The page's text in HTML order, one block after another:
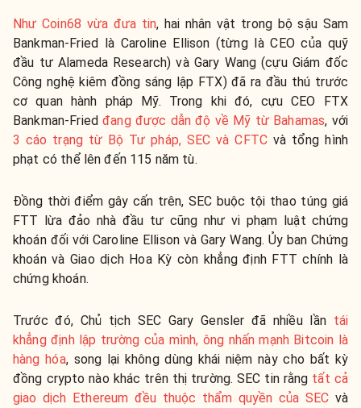
Như Coin68 vừa đưa tin, hai nhân vật trong bộ sậu Sam
Bankman-Fried là Caroline Ellison (từng là CEO của quỹ
đầu tư Alameda Research) và Gary Wang (cựu Giám đốc
Công nghệ kiêm đồng sáng lập FTX) đã ra đầu thú trước
cơ quan hành pháp Mỹ. Trong khi đó, cựu CEO FTX
Bankman-Friedđang được dẫn độ về Mỹ từ Bahamas, với
3 cáo trạng từ Bộ Tư pháp, SEC và CFTCvà tổng hình
phạt có thể lên đến 115 năm tù.
Đồng thời điểm gây cấn trên, SEC buộc tội thao túng giá
FTT lừa đảo nhà đầu tư cũng như vi phạm luật chứng
khoán đối với Caroline Ellison và Gary Wang. Ủy ban Chứng
khoán và Giao dịch Hoa Kỳ còn khẳng định FTT chính là
chứng khoán.
Trước đó, Chủ tịch SECGary Gensler đã nhiều lần tái
khẳng định lập trường của mình, ông nhấn mạnh Bitcoin là
hàng hóa, song lại không dùng khái niệm này cho bất kỳ
đồng crypto nào khác trên thị trường. SEC tin rằng tất cả
giao dịch Ethereum đều thuộc thẩm quyền của SEC và